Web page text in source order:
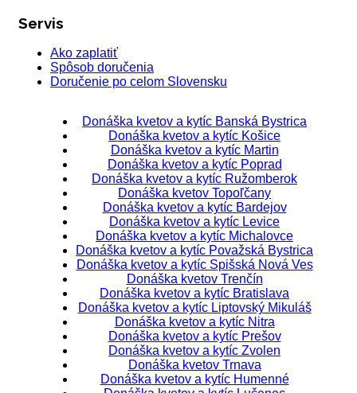
Servis
Ako zaplatiť
Spôsob doručenia
Doručenie po celom Slovensku
Donáška kvetov a kytíc Banská Bystrica
Donáška kvetov a kytíc Košice
Donáška kvetov a kytíc Martin
Donáška kvetov a kytíc Poprad
Donáška kvetov a kytíc Ružomberok
Donáška kvetov Topoľčany
Donáška kvetov a kytíc Bardejov
Donáška kvetov a kytíc Levice
Donáška kvetov a kytíc Michalovce
Donáška kvetov a kytíc Považská Bystrica
Donáška kvetov a kytíc Spišská Nová Ves
Donáška kvetov Trenčín
Donáška kvetov a kytíc Bratislava
Donáška kvetov a kytíc Liptovský Mikuláš
Donáška kvetov a kytíc Nitra
Donáška kvetov a kytíc Prešov
Donáška kvetov a kytíc Zvolen
Donáška kvetov Trnava
Donáška kvetov a kytíc Humenné